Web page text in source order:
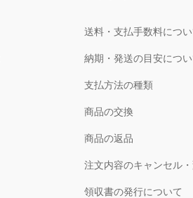
送料・支払手数料につい
納期・発送の目安につい
支払方法の種類
商品の交換
商品の返品
注文内容のキャンセル
領収書の発行について